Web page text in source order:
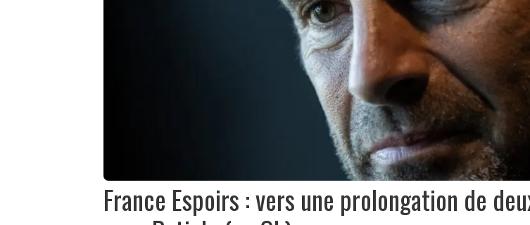
France Espoirs : vers une prolongation de